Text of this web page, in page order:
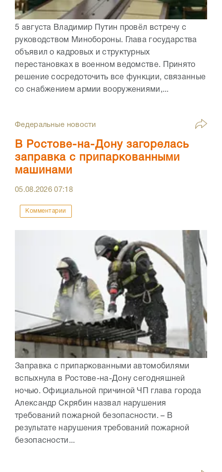
5 августа Владимир Путин провёл встречу с
руководством Минобороны. Глава государства
объявил о кадровых и структурных
перестановках в военном ведомстве. Принято
решение сосредоточить все функции, связанные
со снабжением армии вооружениями,...
Федеральные новости
В Ростове-на-Дону загорелась
заправка с припаркованными
машинами
05.08.202607:18
Комментарии
Заправка с припаркованными автомобилями
вспыхнула в Ростове-на-Дону сегодняшней
ночью. Официальной причиной ЧП глава города
Александр Скрябин назвал нарушения
требований пожарной безопасности. – В
результате нарушения требований пожарной
безопасности...